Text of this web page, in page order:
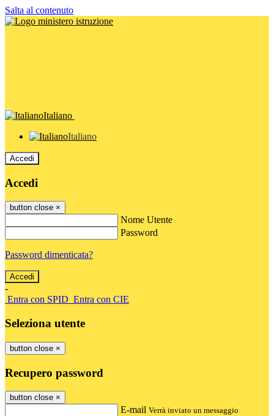
Salta al contenuto
Italiano
Italiano
Accedi
Accedi
button close ×
Nome Utente
Password
Password dimenticata?
-
Entra con SPID Entra con CIE
Seleziona utente
button close ×
Recupero password
button close ×
E-mail Verrà inviato un messaggio